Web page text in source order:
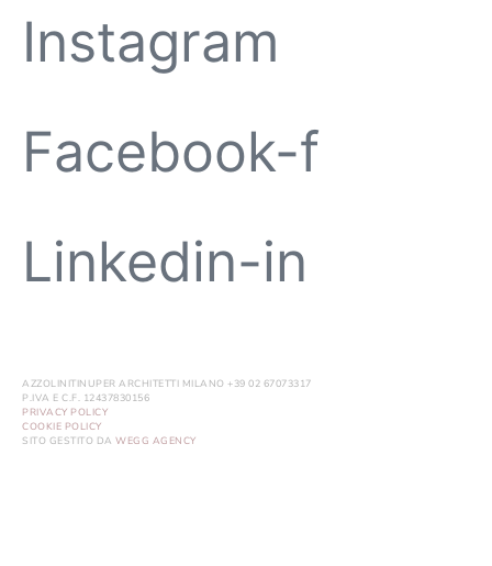
Instagram
Facebook-f
Linkedin-in
AZZOLINITINUPER ARCHITETTI MILANO +39 02 67073317
P.IVA E C.F. 12437830156
PRIVACY POLICY
COOKIE POLICY
SITO GESTITO DA WEGG AGENCY